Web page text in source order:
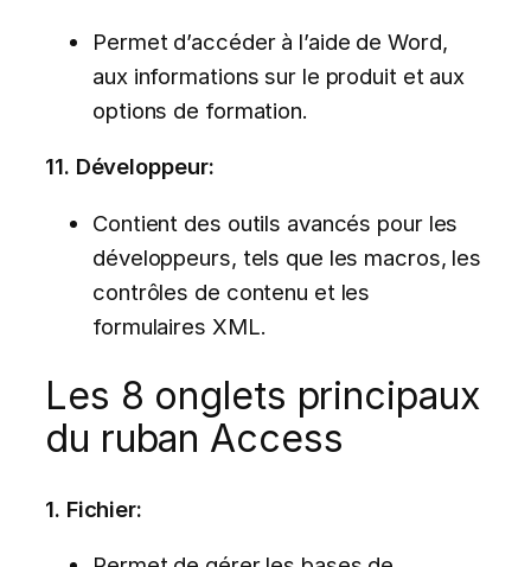
Permet d’accéder à l’aide de Word,
aux informations sur le produit et aux
options de formation.
11. Développeur:
Contient des outils avancés pour les
développeurs, tels que les macros, les
contrôles de contenu et les
formulaires XML.
Les 8 onglets principaux
du ruban Access
1. Fichier: